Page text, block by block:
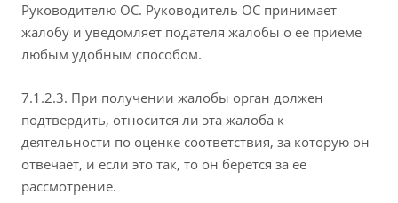
Руководителю ОС. Руководитель ОС принимает
жалобу и уведомляет подателя жалобы о ее приеме
любым удобным способом.
7.1.2.3. При получении жалобы орган должен
подтвердить, относится ли эта жалоба к
деятельности по оценке соответствия, за которую он
отвечает, и если это так, то он берется за ее
рассмотрение.